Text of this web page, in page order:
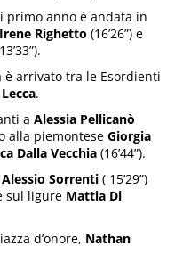
primo anno è andata in
Irene Righetto (16’26”) e
è arrivato tra le Esordienti
.
aAlessia Pellicanò
alla piemonteseGiorgia
Dalla Vecchia (16’44”).
Alessio Sorrenti ( 15’29”)
sul ligure Mattia Di
d’onore, Nathan